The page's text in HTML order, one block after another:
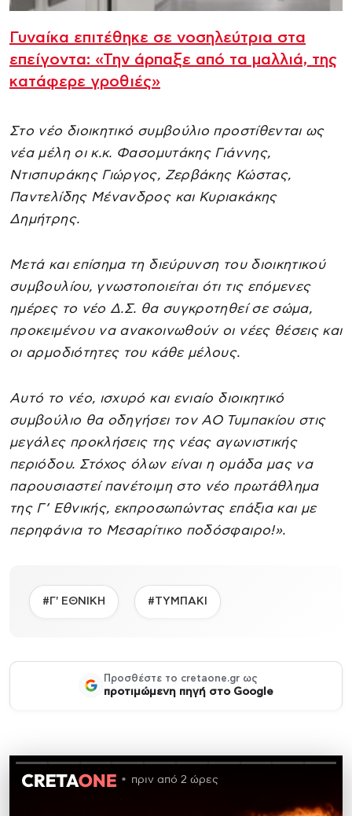
Γυναίκα επιτέθηκε σε νοσηλεύτρια στα
επείγοντα: «Την άρπαξε από τα μαλλιά, της
κατάφερε γροθιές»
Στο νέο διοικητικό συμβούλιο προστίθενται ως
νέα μέλη οι κ.κ. Φασομυτάκης Γιάννης,
Ντισπυράκης Γιώργος, Ζερβάκης Κώστας,
Παντελίδης Μένανδρος και Κυριακάκης
Δημήτρης.
Μετά και επίσημα τη διεύρυνση του διοικητικού
συμβουλίου, γνωστοποιείται ότι τις επόμενες
ημέρες το νέο Δ.Σ. θα συγκροτηθεί σε σώμα,
προκειμένου να ανακοινωθούν οι νέες θέσεις και
οι αρμοδιότητες του κάθε μέλους.
Αυτό το νέο, ισχυρό και ενιαίο διοικητικό
συμβούλιο θα οδηγήσει τον ΑΟ Τυμπακίου στις
μεγάλες προκλήσεις της νέας αγωνιστικής
περιόδου. Στόχος όλων είναι η ομάδα μας να
παρουσιαστεί πανέτοιμη στο νέο πρωτάθλημα
της Γ’ Εθνικής, εκπροσωπώντας επάξια και με
περηφάνια το Μεσαρίτικο ποδόσφαιρο!».
#Γ' ΕΘΝΙΚΗ #ΤΥΜΠΑΚΙ
Προσθέστε το cretaone.gr ως
προτιμώμενη πηγή στο Google
πριν από 2 ώρες